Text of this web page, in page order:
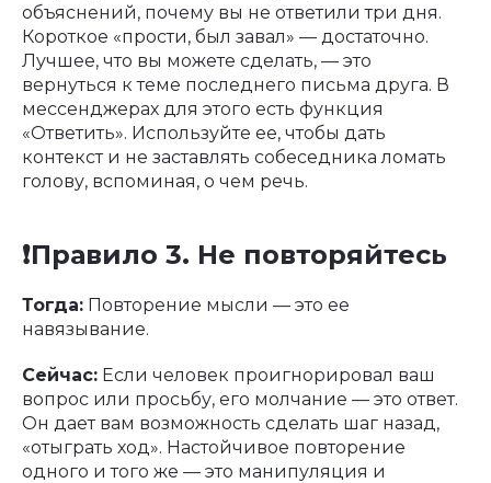
объяснений, почему вы не ответили три дня.
Короткое «прости, был завал» — достаточно.
Лучшее, что вы можете сделать, — это
вернуться к теме последнего письма друга. В
мессенджерах для этого есть функция
«Ответить». Используйте ее, чтобы дать
контекст и не заставлять собеседника ломать
голову, вспоминая, о чем речь.
❗️Правило 3. Не повторяйтесь
Тогда: Повторение мысли — это ее
навязывание.
Сейчас: Если человек проигнорировал ваш
вопрос или просьбу, его молчание — это ответ.
Он дает вам возможность сделать шаг назад,
«отыграть ход». Настойчивое повторение
одного и того же — это манипуляция и